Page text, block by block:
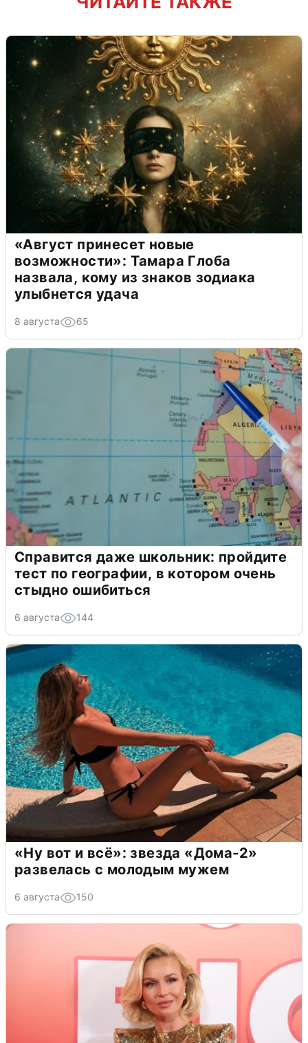
«Август принесет новые
возможности»: Тамара Глоба
назвала, кому из знаков зодиака
улыбнется удача
8 августа 65
Справится даже школьник: пройдите
тест по географии, в котором очень
стыдно ошибиться
6 августа 144
«Ну вот и всё»: звезда «Дома-2»
развелась с молодым мужем
6 августа 150